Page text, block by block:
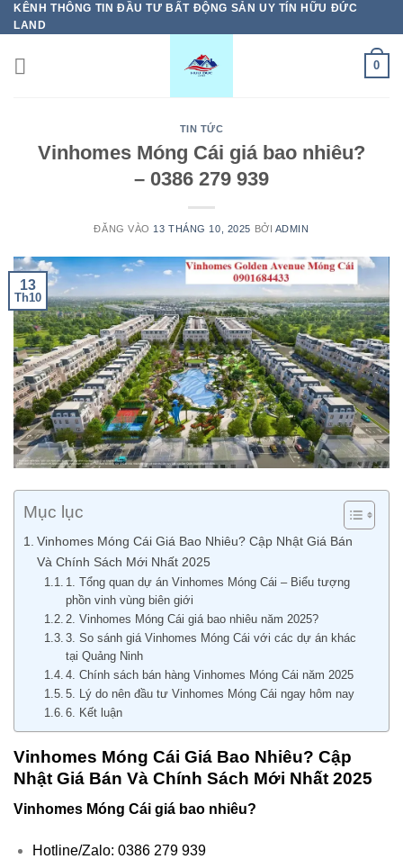
Bỏ
qua
nội
dung
KÊNH THÔNG TIN ĐẦU TƯ BẤT ĐỘNG SẢN UY TÍN HỮU ĐỨC
LAND
0
TIN TỨC
Vinhomes Móng Cái giá bao nhiêu?
– 0386 279 939
ĐĂNG VÀO 13 THÁNG 10, 2025 BỞI ADMIN
13
Th10
Mục lục
Vinhomes Móng Cái Giá Bao Nhiêu? Cập Nhật Giá Bán
Và Chính Sách Mới Nhất 2025
1. Tổng quan dự án Vinhomes Móng Cái – Biểu tượng
phồn vinh vùng biên giới
2. Vinhomes Móng Cái giá bao nhiêu năm 2025?
3. So sánh giá Vinhomes Móng Cái với các dự án khác
tại Quảng Ninh
4. Chính sách bán hàng Vinhomes Móng Cái năm 2025
5. Lý do nên đầu tư Vinhomes Móng Cái ngay hôm nay
6. Kết luận
Vinhomes Móng Cái Giá Bao Nhiêu? Cập
Nhật Giá Bán Và Chính Sách Mới Nhất 2025
Vinhomes Móng Cái giá bao nhiêu?
Hotline/Zalo: 0386 279 939